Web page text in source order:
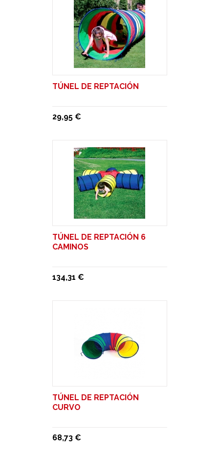
TÚNEL DE REPTACIÓN
29,95 €
TÚNEL DE REPTACIÓN 6
CAMINOS
134,31 €
TÚNEL DE REPTACIÓN
CURVO
68,73 €